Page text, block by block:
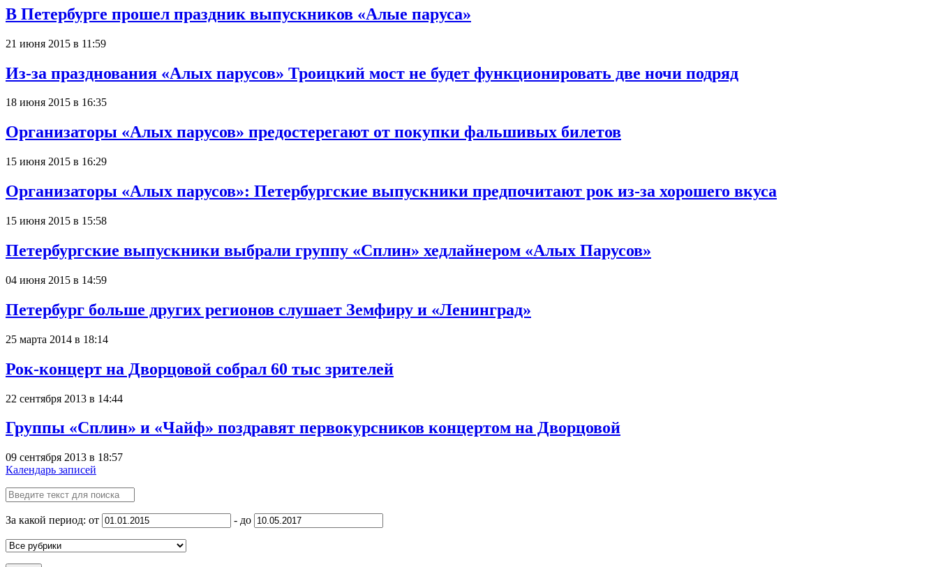
В Петербурге прошел праздник выпускников «Алые паруса»
21 июня 2015 в 11:59
Из-за празднования «Алых парусов» Троицкий мост не будет функционировать две ночи подряд
18 июня 2015 в 16:35
Организаторы «Алых парусов» предостерегают от покупки фальшивых билетов
15 июня 2015 в 16:29
Организаторы «Алых парусов»: Петербургские выпускники предпочитают рок из-за хорошего вкуса
15 июня 2015 в 15:58
Петербургские выпускники выбрали группу «Сплин» хедлайнером «Алых Парусов»
04 июня 2015 в 14:59
Петербург больше других регионов слушает Земфиру и «Ленинград»
25 марта 2014 в 18:14
Рок-концерт на Дворцовой собрал 60 тыс зрителей
22 сентября 2013 в 14:44
Группы «Сплин» и «Чайф» поздравят первокурсников концертом на Дворцовой
09 сентября 2013 в 18:57
Календарь записей
За какой период: от - до